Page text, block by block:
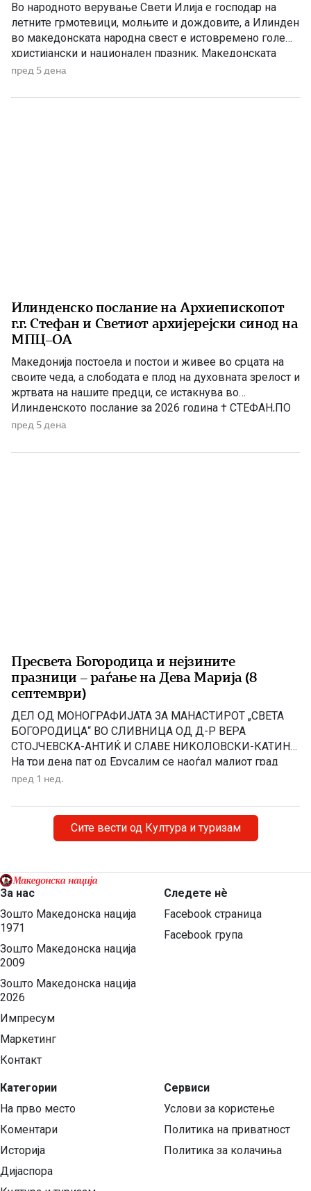
Во народното верување Свети Илија е господар на
летните грмотевици, молњите и дождовите, а Илинден
во македонската народна свест е истовремено голем
христијански и национален празник. Македонската
православна црква – Охридска архиепископија на 2
празнува Светиот пророк Илија – Илинден. Свети
пред 5 дена
Илинденско послание на Архиепископот
г.г. Стефан и Светиот архијерејски синод на
МПЦ–ОА
Македонија постоела и постои и живее во срцата на
своите чеда, а слободата е плод на духовната зрелост и
жртвата на нашите предци, се истакнува во
Илинденското послание за 2026 година † СТЕФАН,ПО
МИЛОСТА БОЖЈА,АРХИЕПИСКОП ОХРИДСКИ И
СИНОД,ПО ПОВОД ИЛИНДЕНСКИТЕ
пред 5 дена
Пресвета Богородица и нејзините
празници – раѓање на Дева Марија (8
септември)
ДЕЛ ОД МОНОГРАФИЈАТА ЗА МАНАСТИРОТ „СВЕТА
БОГОРОДИЦА“ ВО СЛИВНИЦА ОД Д-Р ВЕРА
СТОЈЧЕВСКА-АНТИЌ И СЛАВЕ НИКОЛОВСКИ-КАТИН
На три дена пат од Ерусалим се наоѓал малиот град
Назарет. Таму живееле праведните Јоаким и Ана,
потекнувал од Давидовиот род, а света Ана од родот
на Аарон. Биле многу дарежливи, милосрдни. За […]
пред 1 нед.
Сите вести од Култура и туризам
За нас
Зошто Македонска нација
1971
Зошто Македонска нација
2009
Зошто Македонска нација
2026
Импресум
Маркетинг
Контакт
Категории
На прво место
Коментари
Историја
Дијаспора
Следете нѐ
Facebook страница
Facebook група
Сервиси
Услови за користење
Политика на приватност
Политика за колачиња